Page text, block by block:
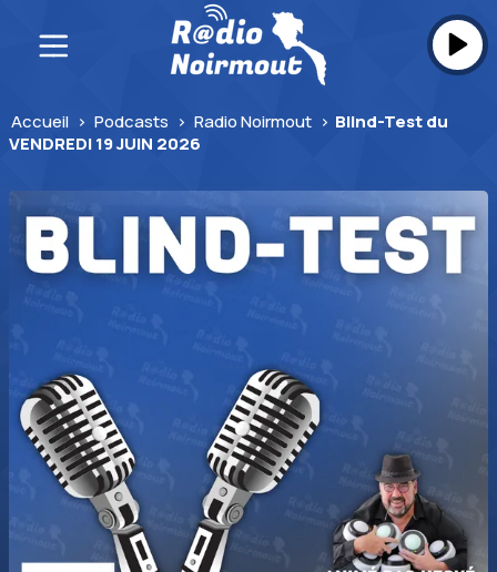
Accueil > Podcasts > Radio Noirmout > Blind-Test du
VENDREDI 19 JUIN 2026